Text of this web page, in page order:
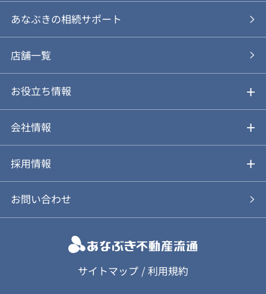
あなぶきの仲介
あなぶきの買取
仲介と買取のメリット・デメリット
動画やパンフレットで見る
物件を探す
購入の流れ
購入前も後も安心サポート
お気に入り
あなぶきの相続サポート
店舗一覧
お役立ち情報
不動産Q&A
アルファジャーナル
会社情報
会社概要
スタッフ紹介
個人情報保護方針
カスタマーハラスメント基本方針
採用情報
新卒採用について
キャリア採用について
お問い合わせ
サイトマップ /利用規約